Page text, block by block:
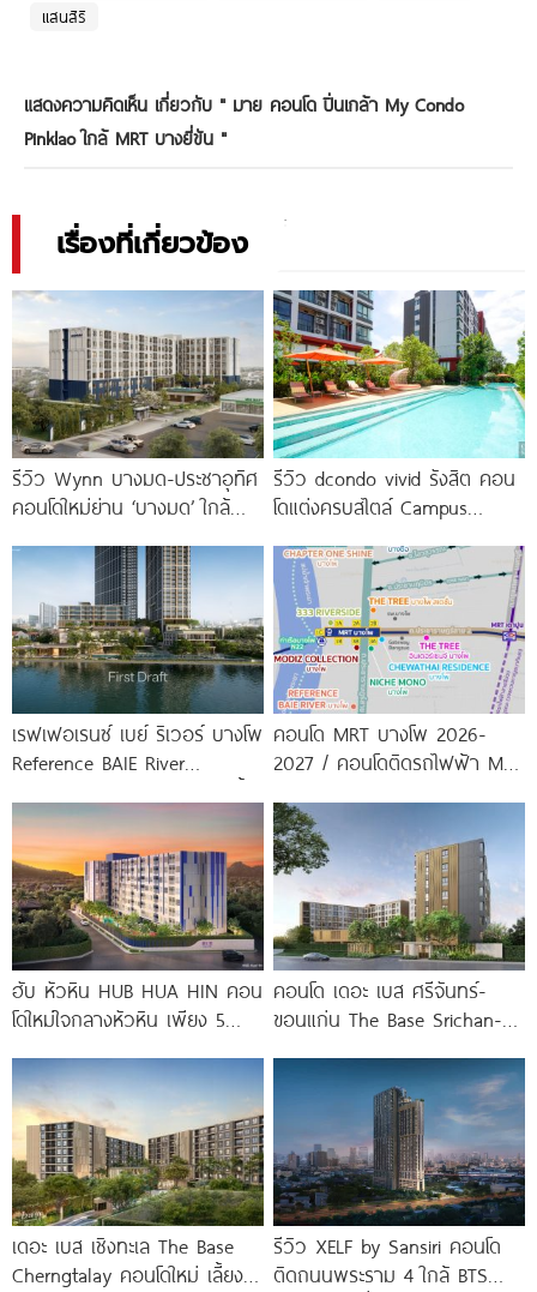
แสนสิริ
แสดงความคิดเห็น เกี่ยวกับ " มาย คอนโด ปิ่นเกล้า My Condo
Pinklao ใกล้ MRT บางยี่ขัน "
เรื่องที่เกี่ยวข้อง
รีวิว Wynn บางมด-ประชาอุทิศ
คอนโดใหม่ย่าน ‘บางมด’ ใกล้
สายสีม่วง
รีวิว dcondo vivid รังสิต คอน
โดแต่งครบสไตล์ Campus
พร้อมรับ-ส่ง
เรฟเฟอเรนซ์ เบย์ ริเวอร์ บางโพ
Reference BAIE River
จาก
คอนโด MRT บางโพ 2026-
2027 / คอนโดติดรถไฟฟ้า MRT
ฮับ หัวหิน HUB HUA HIN คอน
โดใหม่ใจกลางหัวหิน เพียง 5
คอนโด เดอะ เบส ศรีจันทร์-
ขอนแก่น The Base Srichan-
ขอนแก่น
เดอะ เบส เชิงทะเล The Base
Cherngtalay คอนโดใหม่ เลี้ยง
รีวิว XELF by Sansiri คอนโด
ติดถนนพระราม 4 ใกล้ BTS